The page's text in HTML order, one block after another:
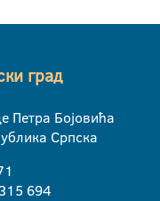
град
Петра Бојовића
Српска
694